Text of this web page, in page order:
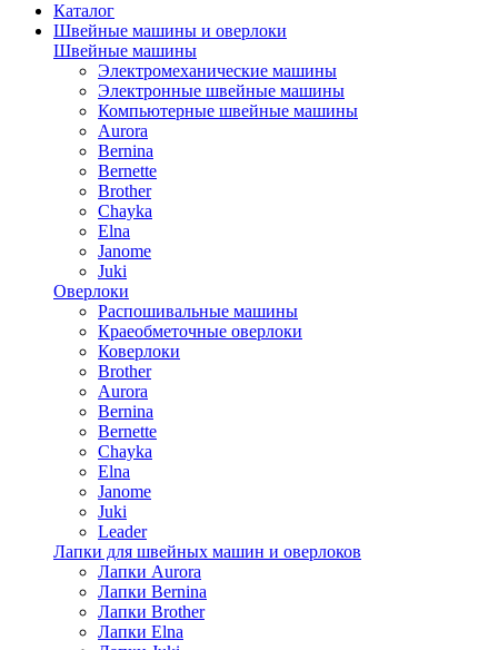
Каталог
Швейные машины и оверлоки
Швейные машины
Электромеханические машины
Электронные швейные машины
Компьютерные швейные машины
Aurora
Bernina
Bernette
Brother
Chayka
Elna
Janome
Juki
Оверлоки
Распошивальные машины
Краеобметочные оверлоки
Коверлоки
Brother
Aurora
Bernina
Bernette
Chayka
Elna
Janome
Juki
Leader
Лапки для швейных машин и оверлоков
Лапки Aurora
Лапки Bernina
Лапки Brother
Лапки Elna